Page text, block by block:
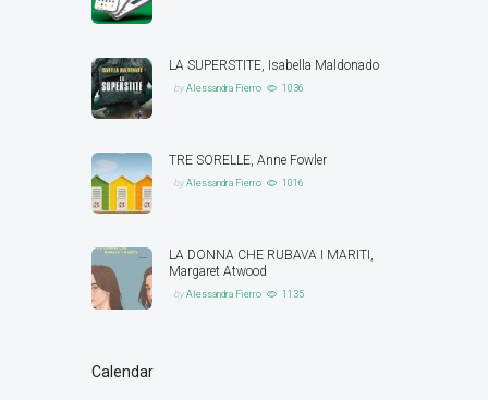
LA SUPERSTITE, Isabella Maldonado
byAlessandra Fierro 1036
TRE SORELLE, Anne Fowler
byAlessandra Fierro 1016
LA DONNA CHE RUBAVA I MARITI,
Margaret Atwood
byAlessandra Fierro 1135
Calendar